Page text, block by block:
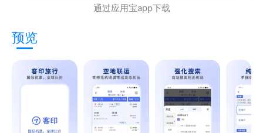
通过应用宝app下载
预览